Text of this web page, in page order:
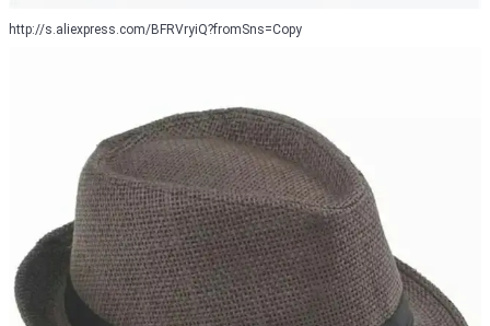
http://s.aliexpress.com/BFRVryiQ?fromSns=Copy